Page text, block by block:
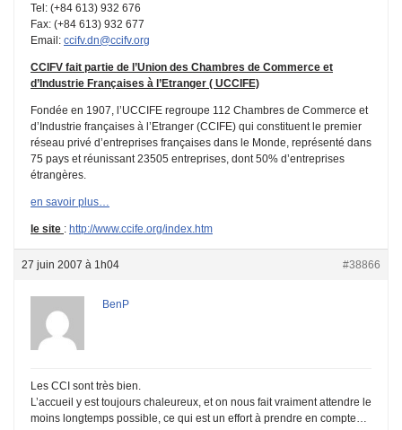
Tel: (+84 613) 932 676
Fax: (+84 613) 932 677
Email: ccifv.dn@ccifv.org
CCIFV fait partie de l’Union des Chambres de Commerce et
d’Industrie Françaises à l’Etranger ( UCCIFE)
Fondée en 1907, l’UCCIFE regroupe 112 Chambres de Commerce et
d’Industrie françaises à l’Etranger (CCIFE) qui constituent le premier
réseau privé d’entreprises françaises dans le Monde, représenté dans
75 pays et réunissant 23505 entreprises, dont 50% d’entreprises
étrangères.
en savoir plus…
le site : http://www.ccife.org/index.htm
27 juin 2007 à 1h04 #38866
BenP
Les CCI sont très bien.
L’accueil y est toujours chaleureux, et on nous fait vraiment attendre le
moins longtemps possible, ce qui est un effort à prendre en compte…